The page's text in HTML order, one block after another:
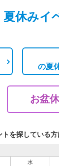
夏休みイ
の夏
お盆
を探している方
水